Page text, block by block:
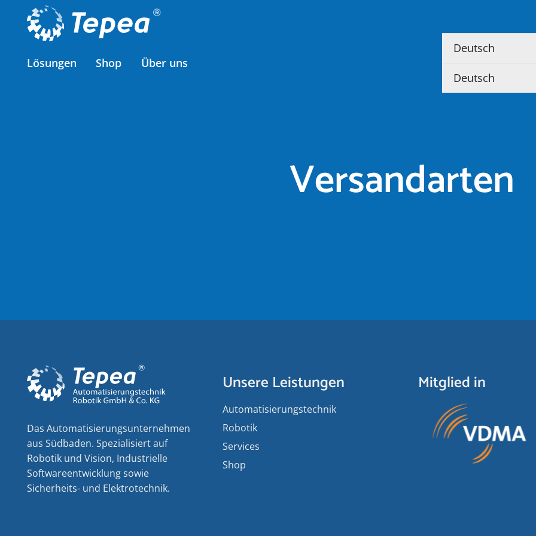
Lösungen Shop Über uns
Versandarten
Das Auto­matisierungs­unternehmen
aus Südbaden. Spezialisiert auf
Robotik und Vision, Industrielle
Software­entwicklung sowie
Sicherheits- und Elektro­technik.
Unsere Leistungen
Auto­matisierungs­­technik
Robotik
Services
Shop
Mitglied in